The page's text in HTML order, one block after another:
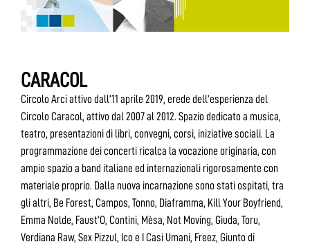
CARACOL
Circolo Arci attivo dall’11 aprile 2019, erede dell’esperienza del
Circolo Caracol, attivo dal 2007 al 2012. Spazio dedicato a musica,
teatro, presentazioni di libri, convegni, corsi, iniziative sociali. La
programmazione dei concerti ricalca la vocazione originaria, con
ampio spazio a band italiane ed internazionali rigorosamente con
materiale proprio. Dalla nuova incarnazione sono stati ospitati, tra
gli altri, Be Forest, Campos, Tonno, Diaframma, Kill Your Boyfriend,
Emma Nolde, Faust’O, Contini, Mèsa, Not Moving, Giuda, Toru,
Verdiana Raw, Sex Pizzul, Ico e I Casi Umani, Freez, Giunto di